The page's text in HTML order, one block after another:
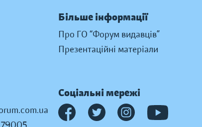
Більше інформації
Про ГО “Форум видавців”
Презентаційні матеріали
Соціальні мережі